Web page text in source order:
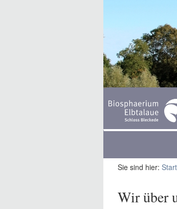
Sie sind hier:
Wir über